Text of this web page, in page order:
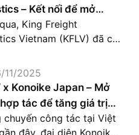
– Kết nối để mở
tải Việt Nam –
Tây
King Freight
Vietnam (KFLV) đã có
Logistics Co., Ltd., doanh
sở hữu mạng lưới
rộng khắp Trung
Cuộc gặp diễn ra trong
khí hợp tác tích cực,
11/2025
x Konoike Japan – Mở
tác để tăng giá trị
cung ứng Việt Nam
chuyến công tác tại Việt
đây, đại diện Konoike